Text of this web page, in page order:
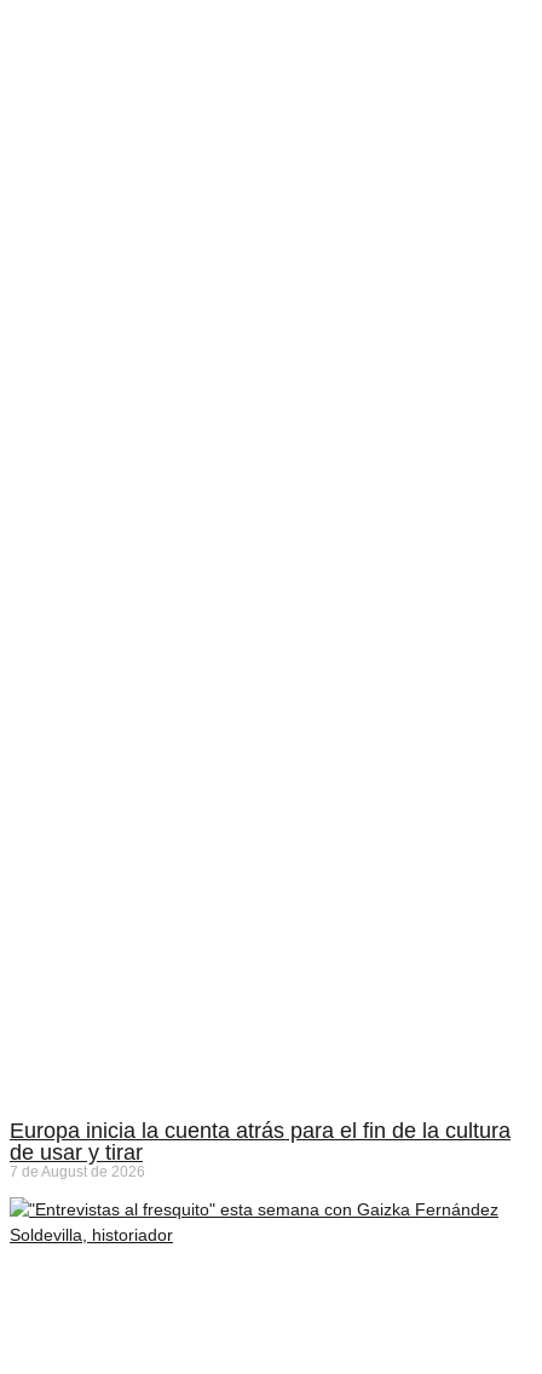
Europa inicia la cuenta atrás para el fin de la cultura
de usar y tirar
7 de August de 2026